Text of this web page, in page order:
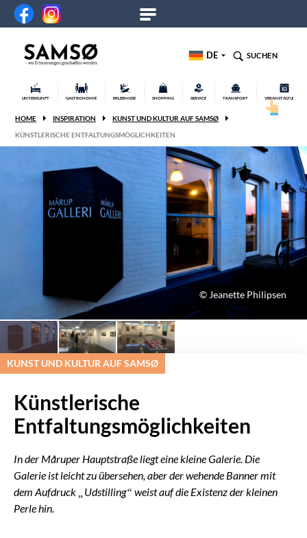
DE SUCHEN
UNTERKUNFT GASTRONOMIE ERLEBNISSE SHOPPING SERVICE TRANSPORT VERANSTALTUNGEN
HOME INSPIRATION
KUNST UND KULTUR AUF SAMSØ
KÜNSTLERISCHE ENTFALTUNGSMÖGLICHKEITEN
© Jeanette Philipsen
KUNST UND KULTUR AUF SAMSØ
Künstlerische
Entfaltungsmöglichkeiten
In der Måruper Hauptstraße liegt eine kleine Galerie. Die
Galerie ist leicht zu übersehen, aber der wehende Banner mit
dem Aufdruck „Udstilling“ weist auf die Existenz der kleinen
Perle hin.